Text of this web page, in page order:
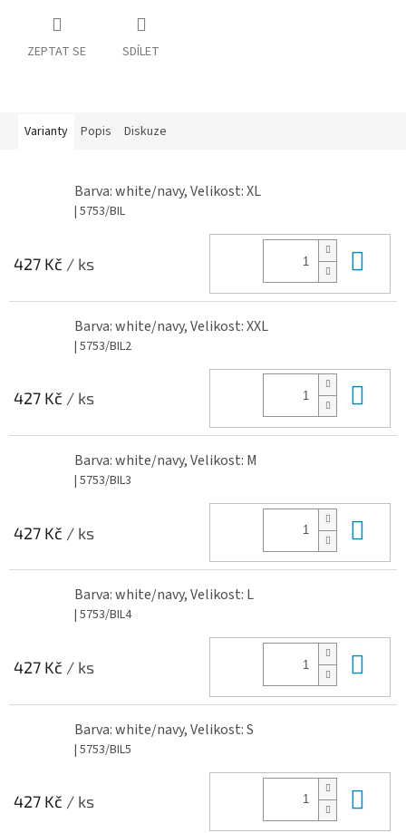
ZEPTAT SE SDÍLET
Varianty Popis Diskuze
Barva: white/navy, Velikost: XL
| 5753/BIL
427 Kč / ks
Barva: white/navy, Velikost: XXL
| 5753/BIL2
427 Kč / ks
Barva: white/navy, Velikost: M
| 5753/BIL3
427 Kč / ks
Barva: white/navy, Velikost: L
| 5753/BIL4
427 Kč / ks
Barva: white/navy, Velikost: S
| 5753/BIL5
427 Kč / ks